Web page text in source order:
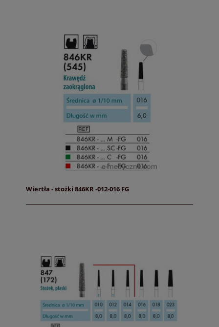
Wiertła - stożki 846KR -012-016 FG